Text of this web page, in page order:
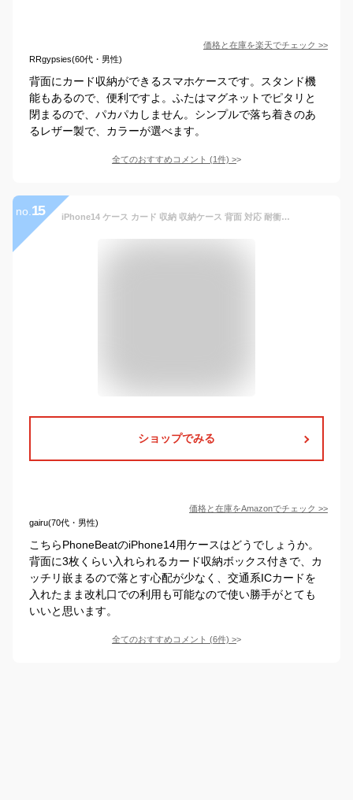
価格と在庫を楽天でチェック >>
RRgypsies(60代・男性)
背面にカード収納ができるスマホケースです。スタンド機
能もあるので、便利ですよ。ふたはマグネットでピタリと
閉まるので、パカパカしません。シンプルで落ち着きのあ
るレザー製で、カラーが選べます。
全てのおすすめコメント (1件) >
no. 15 iPhone14 ケース カード 収納 収納ケース 背面 対応 耐衝撃 衝撃 吸収 防塵 ICカード カード入れ カードケース パスケース スライド アイフォン14 スマホカバー スマホケース ホワイト PhoneBeat (ブラック, IPhone 14)
ショップでみる
価格と在庫をAmazonでチェック >>
gairu(70代・男性)
こちらPhoneBeatのiPhone14用ケースはどうでしょうか。
背面に3枚くらい入れられるカード収納ボックス付きで、カ
ッチリ嵌まるので落とす心配が少なく、交通系ICカードを
入れたまま改札口での利用も可能なので使い勝手がとても
いいと思います。
全てのおすすめコメント (6件) >